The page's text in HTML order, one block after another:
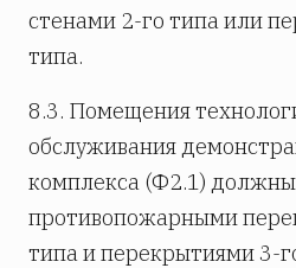
стенами 2-го типа или
типа.
8.3. Помещения
обслуживания
комплекса (Ф2.1)
противопожарными
типа и перекрытиями 3-